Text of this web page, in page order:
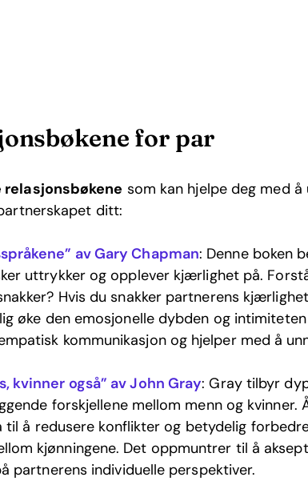
for par
som kan hjelpe deg med
ditt:
av Gary Chapman: Denne boken
uttrykker og opplever kjærlighet på.
Hvis du snakker partnerens
øke den emosjonelle dybden og
kommunikasjon og hjelper med å
kvinner også” av John Gray: Gray tilbyr
forskjellene mellom menn og kvinner.
til å redusere konflikter og betydelig
kjønningene. Det oppmuntrer til å
partnerens individuelle perspektiver.